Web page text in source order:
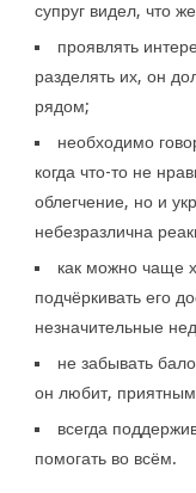
супруг видел, что
проявлять
разделять их, он
рядом;
необходимо
когда что-то не
облегчение, но и
небезразлична
как можно чаще
подчёркивать его
незначительные
не забывать
он любит,
всегда
помогать во всём.